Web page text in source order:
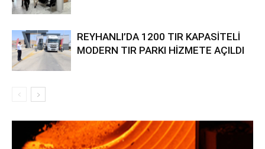
REYHANLI’DA 1200 TIR KAPASİTELİ
MODERN TIR PARKI HİZMETE AÇILDI